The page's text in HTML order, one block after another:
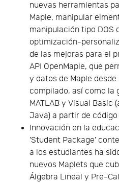
nuevas herramientas
Maple, manipular
manipulación tipo DOS
optimización-
de las mejoras para el
API OpenMaple, que
y datos de Maple
compilado, así como la
MATLAB y Visual Basic
Java) a partir de
Innovación en la
'Student Package'
a los estudiantes ha
nuevos Maplets que
Álgebra Lineal y Pre-